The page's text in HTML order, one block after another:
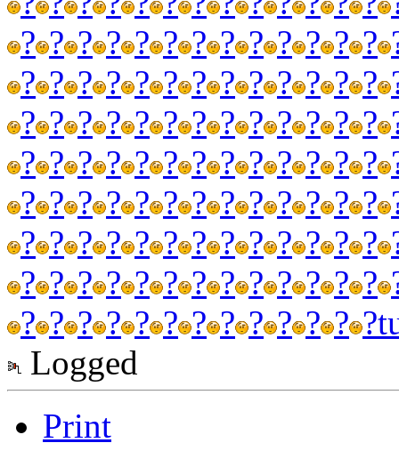
? ? ? ? ? ? ? ? ? ? ? ? ?
? ? ? ? ? ? ? ? ? ? ? ? ?
? ? ? ? ? ? ? ? ? ? ? ? ?
? ? ? ? ? ? ? ? ? ? ? ? ?
? ? ? ? ? ? ? ? ? ? ? ? ?
? ? ? ? ? ? ? ? ? ? ? ? ?
? ? ? ? ? ? ? ? ? ? ? ? ?
? ? ? ? ? ? ? ? ? ? ? ? ?
Logged
Print